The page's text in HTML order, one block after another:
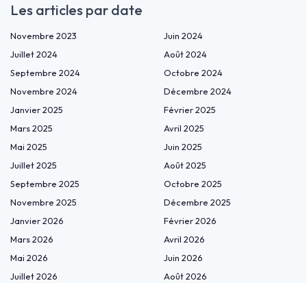
Les articles par date
Novembre 2023
Juin 2024
Juillet 2024
Août 2024
Septembre 2024
Octobre 2024
Novembre 2024
Décembre 2024
Janvier 2025
Février 2025
Mars 2025
Avril 2025
Mai 2025
Juin 2025
Juillet 2025
Août 2025
Septembre 2025
Octobre 2025
Novembre 2025
Décembre 2025
Janvier 2026
Février 2026
Mars 2026
Avril 2026
Mai 2026
Juin 2026
Juillet 2026
Août 2026